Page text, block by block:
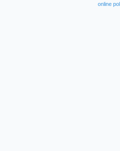
online